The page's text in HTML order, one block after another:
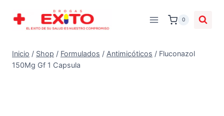
0
Inicio / Shop / Formulados / Antimicóticos / Fluconazol
150Mg Gf 1 Capsula